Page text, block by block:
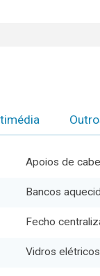
Apoios de
Bancos
Fecho
Vidros elétricos